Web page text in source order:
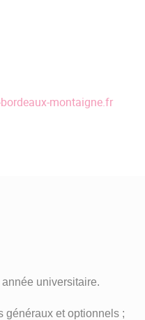
montaigne.fr
universitaire.
généraux et optionnels ;